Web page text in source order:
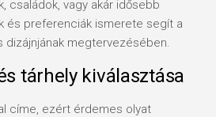
családok, vagy akár idősebb
és preferenciák ismerete segít a
dizájnjának megtervezésében.
tárhely kiválasztása
címe, ezért érdemes olyat